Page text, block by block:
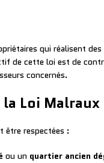
qui réalisent
de cette loi est de
concernés.
Loi Malraux
être respectées :
ou un quartier ancien